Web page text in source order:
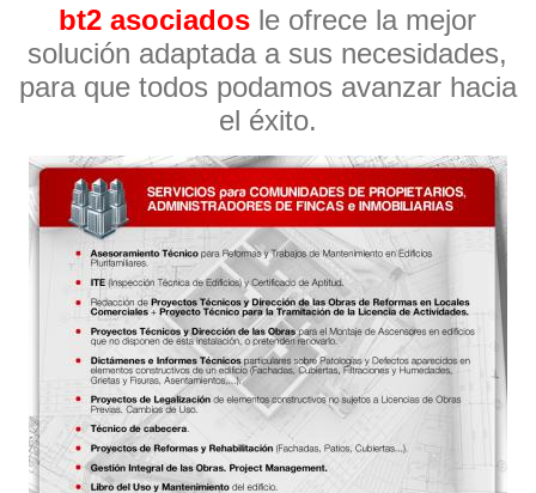
bt2 asociados le ofrece la mejor
solución adaptada a sus necesidades,
para que todos podamos avanzar hacia
el éxito.